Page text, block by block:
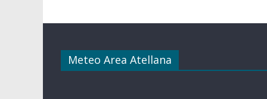
Meteo Area Atellana